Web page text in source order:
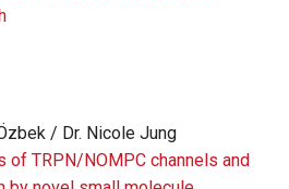
/ Dr. Nicole Jung
of TRPN/NOMPC channels and